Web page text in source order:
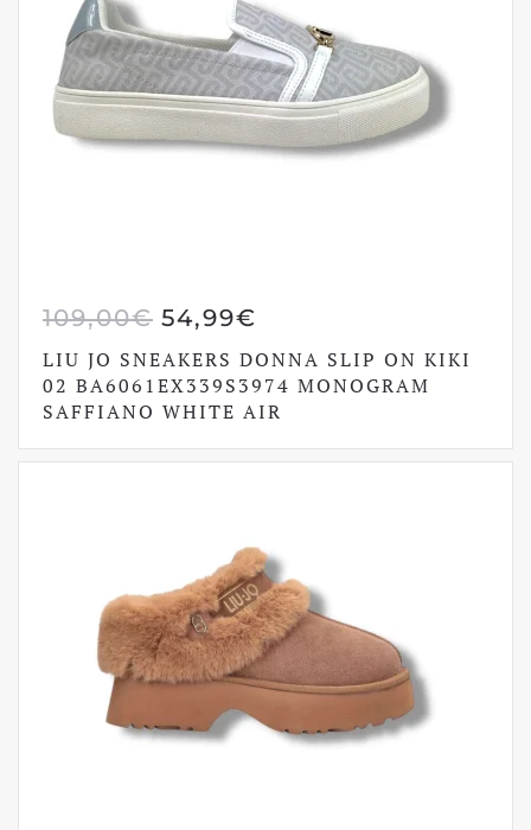
109,00€ IL
PREZZO
ORIGINALE
ERA:
109,00€.
54,99€
PREZZO
ATTUALE
È:
54,99€.
LIU JO SNEAKERS DONNA SLIP ON KIKI
02 BA6061EX339S3974 MONOGRAM
SAFFIANO WHITE AIR